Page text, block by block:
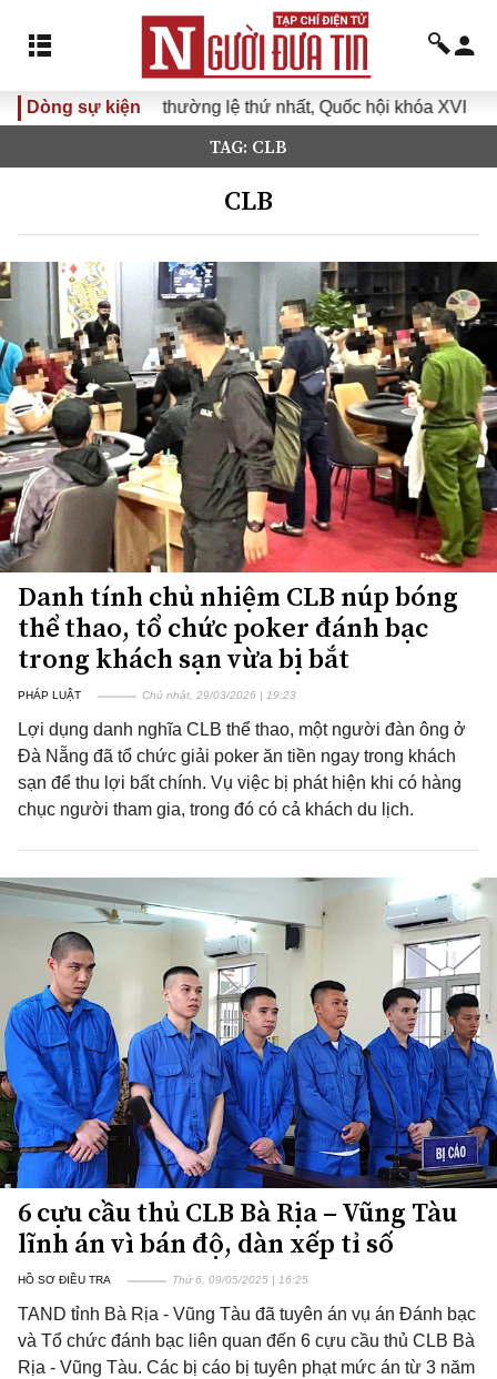
Dòng sự kiện
lệ thứ nhất, Quốc hội khóa XVI Đưa Nghị quyết Đại
TAG: CLB
CLB
Danh tính chủ nhiệm CLB núp bóng
thể thao, tổ chức poker đánh bạc
trong khách sạn vừa bị bắt
PHÁP LUẬT Chủ nhật, 29/03/2026 | 19:23
Lợi dụng danh nghĩa CLB thể thao, một người đàn ông ở
Đà Nẵng đã tổ chức giải poker ăn tiền ngay trong khách
sạn để thu lợi bất chính. Vụ việc bị phát hiện khi có hàng
chục người tham gia, trong đó có cả khách du lịch.
6 cựu cầu thủ CLB Bà Rịa – Vũng Tàu
lĩnh án vì bán độ, dàn xếp tỉ số
HỒ SƠ ĐIỀU TRA Thứ 6, 09/05/2025 | 16:25
TAND tỉnh Bà Rịa - Vũng Tàu đã tuyên án vụ án Đánh bạc
và Tổ chức đánh bạc liên quan đến 6 cựu cầu thủ CLB Bà
Rịa - Vũng Tàu. Các bị cáo bị tuyên phạt mức án từ 3 năm